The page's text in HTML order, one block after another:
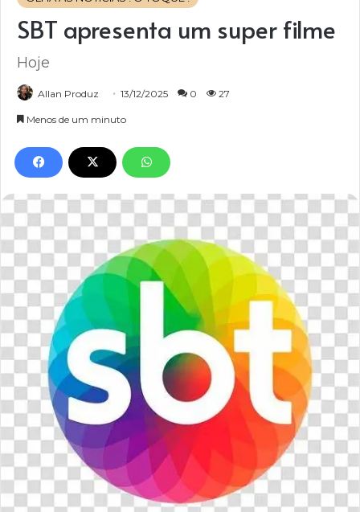
SBT apresenta um super filme
Hoje
Allan Produz 13/12/2025 0 27
Menos de um minuto